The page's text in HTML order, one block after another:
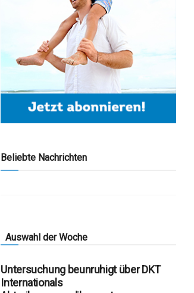
Beliebte Nachrichten
Auswahl der Woche
Untersuchung beunruhigt über DKT
Internationals